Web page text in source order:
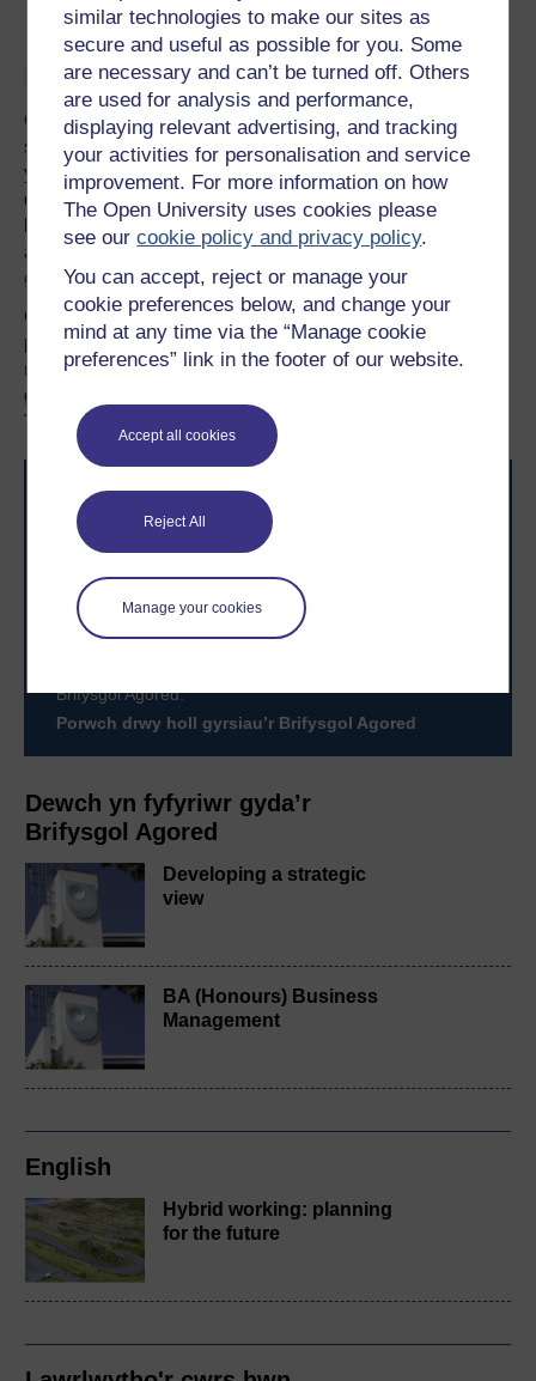
similar technologies to make our sites as
secure and useful as possible for you. Some
are necessary and can’t be turned off. Others
are used for analysis and performance,
displaying relevant advertising, and tracking
your activities for personalisation and service
improvement. For more information on how
The Open University uses cookies please
see ourcookie policy and privacy policy.
You can accept, reject or manage your
cookie preferences below, and change your
mind at any time via the “Manage cookie
preferences” link in the footer of our website.
Accept all cookies
Reject All
Manage your cookies
Dewch yn fyfyriwr gyda’r
Brifysgol Agored
Developing a strategic
view
BA (Honours) Business
Management
English
Hybrid working: planning
for the future
Ewch â’ch dysgu ymhellach
Gall gwneud y penderfyniad i astudio fod yn gam mawr,
sydd yn rheswm pam eich bod angen Prifysgol y gallwch
ymddiried ynddi. Rydym wedi arloesi dysgu o bell ers
dros 50 o flynyddoedd, gan ddod â phrifysgol i chi lle
bynnag yr ydych fel eich bod yn gallu ffitio astudiaeth o
amgylch eich bywyd. Cymerwch gipolwgar holl
gyrsiau’r Brifysgol Agored
Os nad oes gennych lawer o brofiad o astudiaeth lefel
prifysgol, darllenwch ein canllaw arBle i fynd â’ch dysg
nesaf, neu dysgwch ragor am y mathau o gymwysterau a
gynigiwn, yn cynnwys
Tystysgrifau
Chyrsiau Byr
Awyddus i gyflawni’ch uchelgais? Dewch i astudio gyda
Brifysgol Agored.
Porwch drwy holl gyrsiau’r Brifysgol Agored